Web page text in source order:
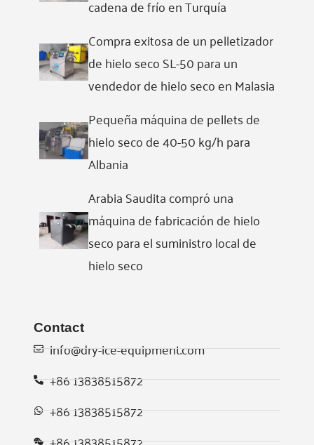
cadena de frío en Turquía
Compra exitosa de un pelletizador
de hielo seco SL-50 para un
vendedor de hielo seco en Malasia
Pequeña máquina de pellets de
hielo seco de 40-50 kg/h para
Albania
Arabia Saudita compró una
máquina de fabricación de hielo
seco para el suministro local de
hielo seco
Contact
info@dry-ice-equipment.com
+86 13838515872
+86 13838515872